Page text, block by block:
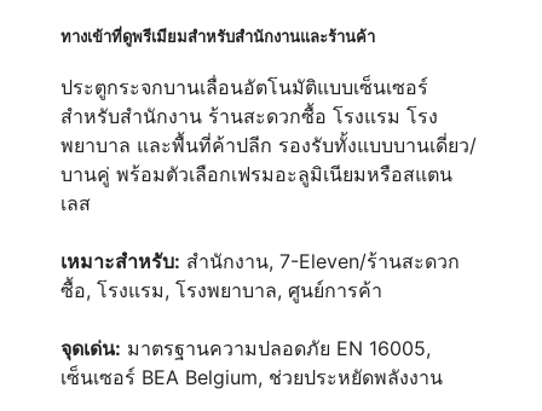
ทางเข้าที่ดูพรีเมียมสำหรับสำนักงานและร้านค้า
ประตูกระจกบานเลื่อนอัตโนมัติแบบเซ็นเซอร์
สำหรับสำนักงาน ร้านสะดวกซื้อ โรงแรม โรง
พยาบาล และพื้นที่ค้าปลีก รองรับทั้งแบบบานเดี่ยว/
บานคู่ พร้อมตัวเลือกเฟรมอะลูมิเนียมหรือสแตน
เลส
เหมาะสำหรับ: สำนักงาน, 7-Eleven/ร้านสะดวก
ซื้อ, โรงแรม, โรงพยาบาล, ศูนย์การค้า
จุดเด่น: มาตรฐานความปลอดภัย EN 16005,
เซ็นเซอร์ BEA Belgium, ช่วยประหยัดพลังงาน